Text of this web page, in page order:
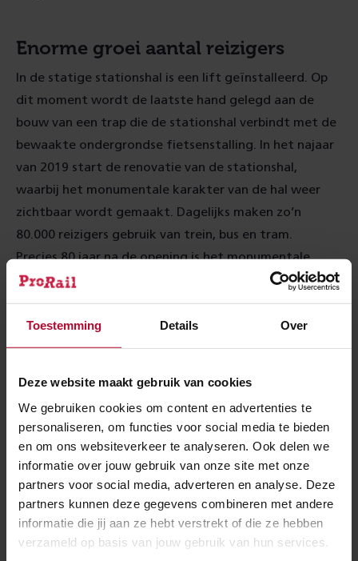
Toestemming Details Over
Deze website maakt gebruik van cookies
We gebruiken cookies om content en advertenties te
personaliseren, om functies voor social media te bieden
en om ons websiteverkeer te analyseren. Ook delen we
informatie over jouw gebruik van onze site met onze
partners voor social media, adverteren en analyse. Deze
partners kunnen deze gegevens combineren met andere
informatie die jij aan ze hebt verstrekt of die ze hebben
verzameld op basis van jouw gebruik van hun services.
Enorme groei aantal reizigers
In de statige stationshal is een lift geïnstalleerd. Op
dit moment wordt de laatste hand gelegd aan de
bouw van een trap die de stationshal verbindt met de
bewaakte ondergrondse fietsenstalling. In het najaar
van 2019 start de renovatie van de stationshal,
waarbij het monumentale karakter van de hal weer
zichtbaar wordt gemaakt. Dagelijks maken zo’n
80.000 reizigers gebruik van trein, bus en tram.
Precies 80 jaar na de opening is het monumentale
station weer in een modern jasje gestoken. Zo blijft
Amsterdam ook toegankelijk voor toekomstige
generaties. Dit feestelijke moment wordt vandaag,
donderdag 13 juni, samen met buurtbewoners gevierd
partners in dit project.
Meer over:
Werkzaamheden Amsterdam Amstel
Meer nieuws